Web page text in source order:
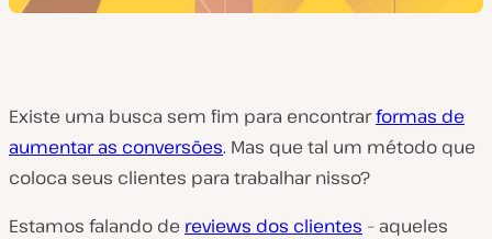
Existe uma busca sem fim para encontrarformas de
aumentar as conversões. Mas que tal um método que
coloca seus clientes para trabalhar nisso?
Estamos falando de reviews dos clientes – aqueles